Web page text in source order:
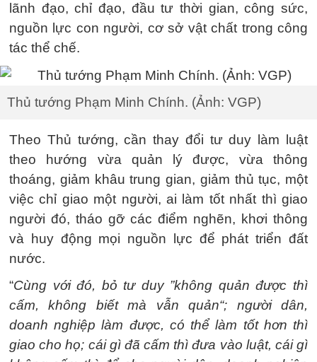
lãnh đạo, chỉ đạo, đầu tư thời gian, công sức,
nguồn lực con người, cơ sở vật chất trong công
tác thể chế.
Thủ tướng Phạm Minh Chính. (Ảnh: VGP)
Theo Thủ tướng, cần thay đổi tư duy làm luật
theo hướng vừa quản lý được, vừa thông
thoáng, giảm khâu trung gian, giảm thủ tục, một
việc chỉ giao một người, ai làm tốt nhất thì giao
người đó, tháo gỡ các điểm nghẽn, khơi thông
và huy động mọi nguồn lực để phát triển đất
nước.
“Cùng với đó, bỏ tư duy ”không quản được thì
cấm, không biết mà vẫn quản“; người dân,
doanh nghiệp làm được, có thể làm tốt hơn thì
giao cho họ; cái gì đã cấm thì đưa vào luật, cái gì